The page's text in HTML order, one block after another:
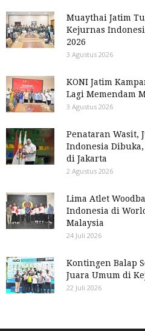
Muaythai Jatim
Kejurnas
2026
3 Agustus 2026
KONI Jatim
Lagi Memendam
3 Agustus 2026
Penataran Wasit,
Indonesia Dibuka,
di Jakarta
2 Agustus 2026
Lima Atlet
Indonesia di
Malaysia
24 Juli 2026
Kontingen Balap
Juara Umum di
22 Juli 2026